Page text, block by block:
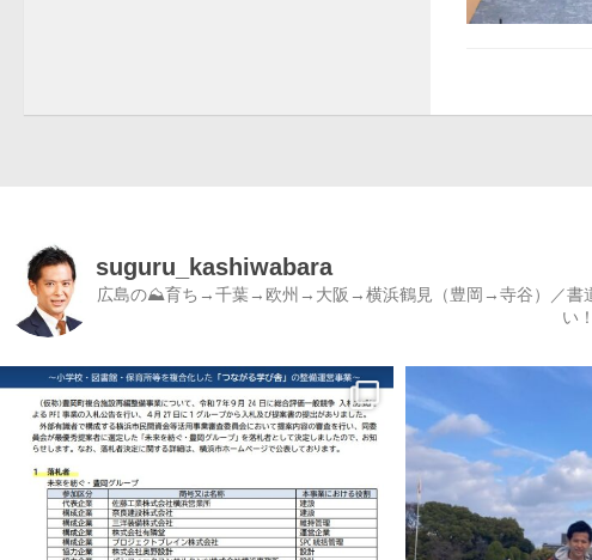
suguru_kashiwabara
広島の⛰育ち→千葉→欧州→大阪→横浜鶴見（豊岡→寺谷）／書
い